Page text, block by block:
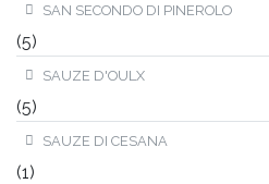
SAN SECONDO DI PINEROLO
(5)
SAUZE D'OULX
(5)
SAUZE DI CESANA
(1)